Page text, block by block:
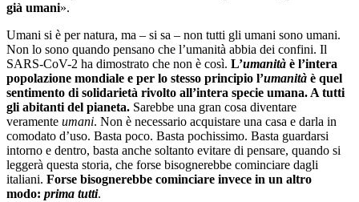
già umani».
Umani si è per natura, ma – si sa – non tutti gli umani sono umani.
Non lo sono quando pensano che l’umanità abbia dei confini. Il
SARS-CoV-2 ha dimostrato che non è così. L’umanità è l’intera
popolazione mondiale e per lo stesso principio l’umanità è quel
sentimento di solidarietà rivolto all’intera specie umana. A tutti
gli abitanti del pianeta. Sarebbe una gran cosa diventare
veramente umani. Non è necessario acquistare una casa e darla in
comodato d’uso. Basta poco. Basta pochissimo. Basta guardarsi
intorno e dentro, basta anche soltanto evitare di pensare, quando si
leggerà questa storia, che forse bisognerebbe cominciare dagli
italiani. Forse bisognerebbe cominciare invece in un altro
modo: prima tutti.